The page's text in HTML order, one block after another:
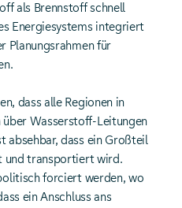
als Brennstoff schnell
Energiesystems integriert
Planungsrahmen für
dass alle Regionen in
Wasserstoff-Leitungen
absehbar, dass ein Großteil
und transportiert wird.
forciert werden, wo
ein Anschluss ans